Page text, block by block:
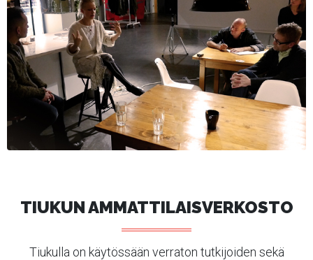
TIUKUN AMMATTILAISVERKOSTO
Tiukulla on käytössään verraton tutkijoiden sekä